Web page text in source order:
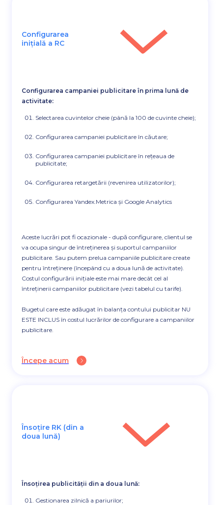
Configurarea
inițială a RC
Configurarea campaniei publicitare în prima lună de
activitate:
Selectarea cuvintelor cheie (până la 100 de cuvinte cheie);
Configurarea campaniei publicitare în căutare;
Configurarea campaniei publicitare în rețeaua de
publicitate;
Configurarea retargetării (revenirea utilizatorilor);
Configurarea Yandex.Metrica și Google Analytics
Aceste lucrări pot fi ocazionale - după configurare, clientul se
va ocupa singur de întreținerea și suportul campaniilor
publicitare. Sau putem prelua campaniile publicitare create
pentru întreținere (începând cu a doua lună de activitate).
Costul configurării inițiale este mai mare decât cel al
întreținerii campaniilor publicitare (vezi tabelul cu tarife).
Bugetul care este adăugat în balanța contului publicitar NU
ESTE INCLUS în costul lucrărilor de configurare a campaniilor
publicitare.
Începe acum
Însoțire RK (din a
doua lună)
Însoțirea publicității din a doua lună:
Gestionarea zilnică a pariurilor;